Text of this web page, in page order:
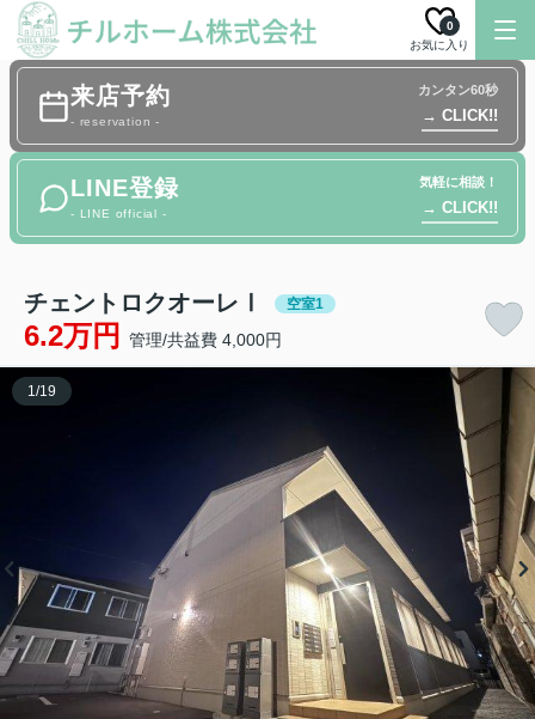
お気に入り
0
来店予約
- reservation -
カンタン60秒
→ CLICK!!
LINE登録
- LINE official -
気軽に相談！
→ CLICK!!
チェントロクオーレⅠ 空室1
6.2万円 管理/共益費 4,000円
1/19